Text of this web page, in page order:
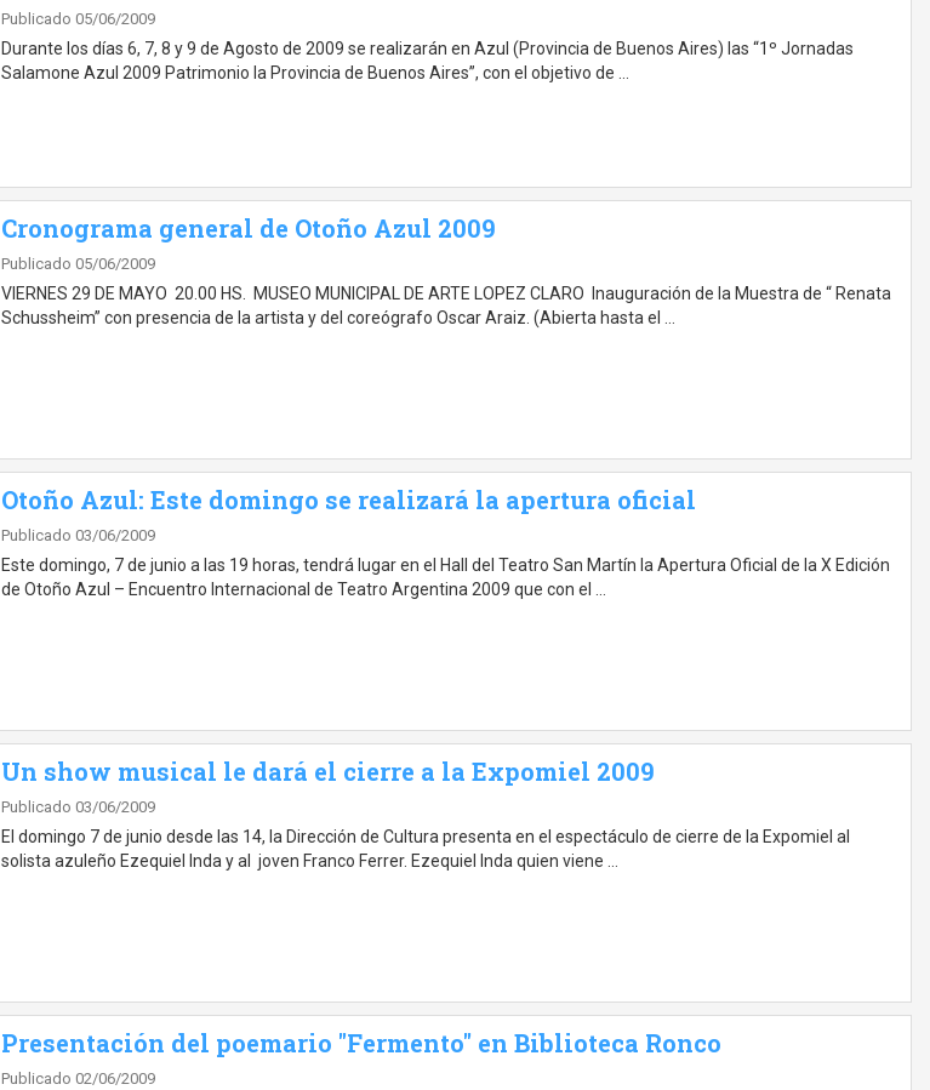
Publicado 05/06/2009
Durante los días 6, 7, 8 y 9 de Agosto de 2009 se realizarán en Azul (Provincia de Buenos Aires) las “1º Jornadas
Salamone Azul 2009 Patrimonio la Provincia de Buenos Aires”, con el objetivo de …
Cronograma general de Otoño Azul 2009
Publicado 05/06/2009
VIERNES 29 DE MAYO 20.00 HS. MUSEO MUNICIPAL DE ARTE LOPEZ CLARO Inauguración de la Muestra de “ Renata
Schussheim” con presencia de la artista y del coreógrafo Oscar Araiz. (Abierta hasta el …
Otoño Azul: Este domingo se realizará la apertura oficial
Publicado 03/06/2009
Este domingo, 7 de junio a las 19 horas, tendrá lugar en el Hall del Teatro San Martín la Apertura Oficial de la X Edición
de Otoño Azul – Encuentro Internacional de Teatro Argentina 2009 que con el …
Un show musical le dará el cierre a la Expomiel 2009
Publicado 03/06/2009
El domingo 7 de junio desde las 14, la Dirección de Cultura presenta en el espectáculo de cierre de la Expomiel al
solista azuleño Ezequiel Inda y al joven Franco Ferrer. Ezequiel Inda quien viene …
Presentación del poemario "Fermento" en Biblioteca Ronco
Publicado 02/06/2009